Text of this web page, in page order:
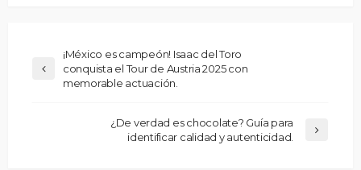
¡México es campeón! Isaac del Toro
conquista el Tour de Austria 2025 con
memorable actuación.
¿De verdad es chocolate? Guía para
identificar calidad y autenticidad.